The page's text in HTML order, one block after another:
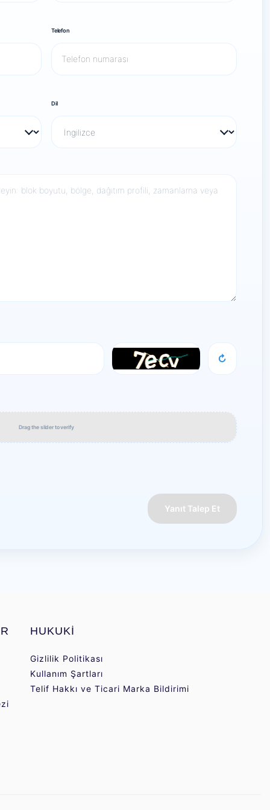
Telefon
Dil
↻
Drag the slider to verify
Yanıt Talep Et
HUKUKİ
Gizlilik Politikası
Kullanım Şartları
Telif Hakkı ve Ticari Marka Bildirimi